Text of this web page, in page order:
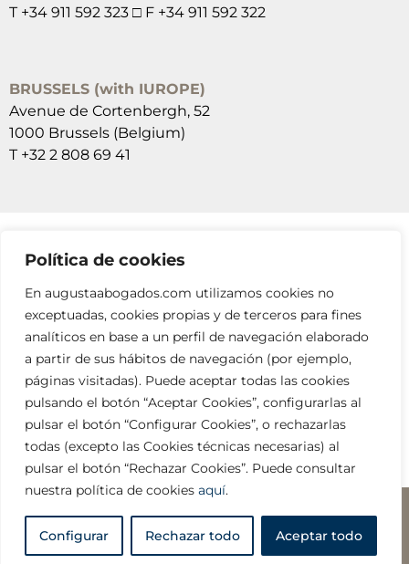
Política de cookies
En augustaabogados.com utilizamos cookies no
exceptuadas, cookies propias y de terceros para fines
analíticos en base a un perfil de navegación elaborado
a partir de sus hábitos de navegación (por ejemplo,
páginas visitadas). Puede aceptar todas las cookies
pulsando el botón “Aceptar Cookies”, configurarlas al
pulsar el botón “Configurar Cookies”, o rechazarlas
todas (excepto las Cookies técnicas necesarias) al
pulsar el botón “Rechazar Cookies”. Puede consultar
nuestra política de cookies aquí.
Configurar Rechazar todo Aceptar todo
T +34 911 592 323 □ F +34 911 592 322
BRUSSELS (with IUROPE)
Avenue de Cortenbergh, 52
1000 Brussels (Belgium)
T +32 2 808 69 41
SUSCRÍBETE A NUESTRAS NEWSLETTERS
RELLENA EL FORMULARIO
info@augustaabogados.com
Legal y privacidad□ Copyright ©2023 AUGUSTA
ABOGADOS